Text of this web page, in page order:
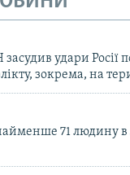
удари Росії
зокрема, на
71 людину в